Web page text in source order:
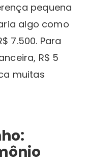
pequena
algo como
7.500. Para
R$ 5
muitas